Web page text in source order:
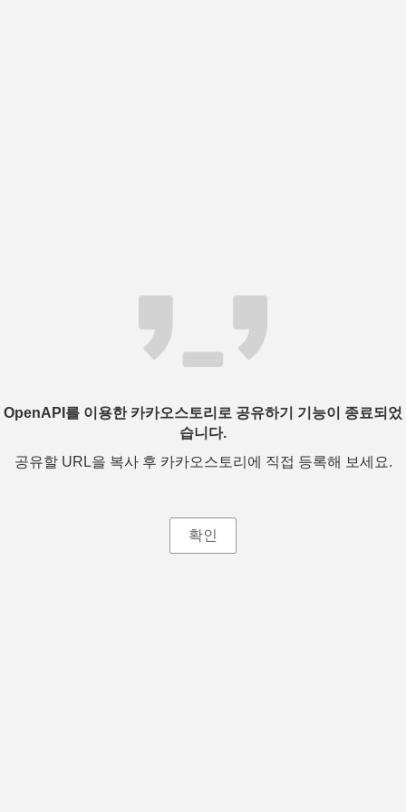
OpenAPI를 이용한 카카오스토리로 공유하기 기능이 종료되었
습니다.
공유할 URL을 복사 후 카카오스토리에 직접 등록해 보세요.
확인